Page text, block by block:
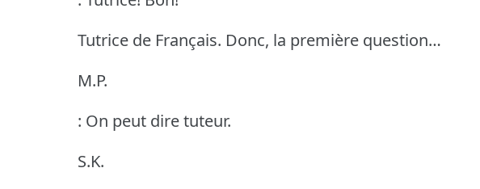
Tutrice de Français. Donc, la première question…
M.P.
: On peut dire tuteur.
S.K.